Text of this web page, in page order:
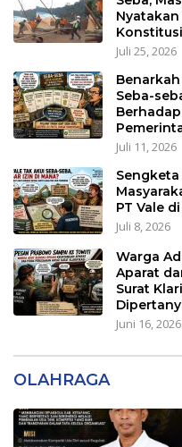
Nyatakan
Juli 25, 2026
Seba-
Juli 11, 2026
Sengketa
PT Vale
Juli 8, 2026
Warga
Aparat
Surat
Juni 16, 2026
OLAHRAGA